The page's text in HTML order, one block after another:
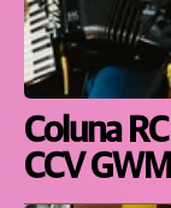
Coluna
CCV